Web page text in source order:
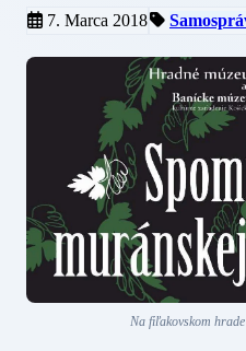
7. Marca 2018
Na fiľakovskom